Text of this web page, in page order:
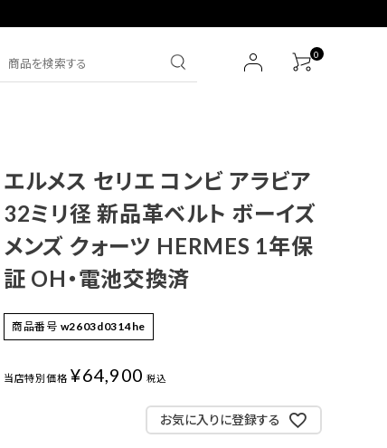
IWC
HERMES
その他ブランド一覧
その他
0
エルメス セリエ コンビ アラビア
32ミリ径 新品革ベルト ボーイズ
メンズ クォーツ HERMES 1年保
証 OH・電池交換済
商品番号 w2603d0314he
当店特別価格 ¥64,900 税込
お気に入りに登録する